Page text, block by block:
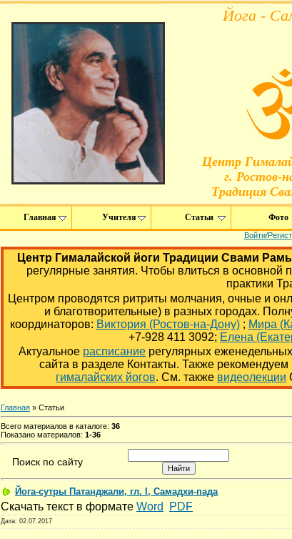
Йога -
Центр
г. Ростов-
Tрадиция
Главная Учителя Статьи Фото
Войти/
Центр Гималайской йоги Традиции Свами
регулярные занятия. Чтобы влиться в основной
практики
Центром проводятся ритриты молчания, очные и
и благотворительные) в разных городах.
координаторов: Виктория (Ростов-на-Дону); Мира
+7-928 411 3092; Елена
Актуальное расписание регулярных
сайта в разделе Контакты. Также
гималайских йогов. См. также видеолекции
Главная » Статьи
Всего материалов в каталоге: 36
Показано материалов: 1-36
Поиск по сайту
Йога-сутры Патанджали, гл. I, Самадхи-пада
Скачать текст в формате Word PDF
Дата: 02.07.2017